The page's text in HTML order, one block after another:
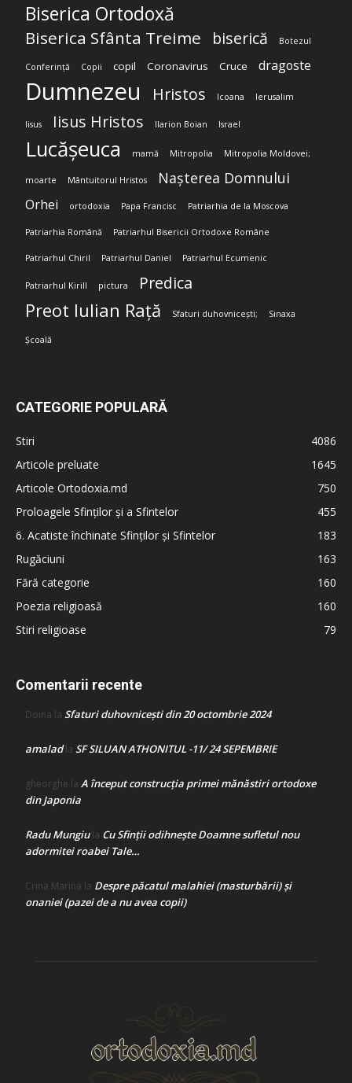
Biserica Ortodoxă
Biserica Sfânta Treime biserică Botezul
Conferință Copii copil Coronavirus Cruce dragoste
Dumnezeu Hristos Icoana Ierusalim
Iisus Iisus Hristos Ilarion Boian Israel
Lucășeuca mamă Mitropolia Mitropolia Moldovei;
moarte Mântuitorul Hristos Nașterea Domnului
Orhei ortodoxia Papa Francisc Patriarhia de la Moscova
Patriarhia Română Patriarhul Bisericii Ortodoxe Române
Patriarhul Chiril Patriarhul Daniel Patriarhul Ecumenic
Patriarhul Kirill pictura Predica
Preot Iulian Rață Sfaturi duhovnicești; Sinaxa
Școală
CATEGORIE POPULARĂ
Stiri
4086
Articole preluate
1645
Articole Ortodoxia.md
750
Proloagele Sfinților și a Sfintelor
455
6. Acatiste închinate Sfinților și Sfintelor
183
Rugăciuni
163
Fără categorie
160
Poezia religioasă
160
Stiri religioase
79
Comentarii recente
Doina la Sfaturi duhovnicești din 20 octombrie 2024
amaladla SF SILUAN ATHONITUL -11/ 24 SEPEMBRIE
gheorghe la A început construcţia primei mănăstiri ortodoxe
din Japonia
Radu Mungiula Cu Sfinții odihnește Doamne sufletul nou
adormitei roabei Tale…
Crina Marina la Despre păcatul malahiei (masturbării) şi
onaniei (pazei de a nu avea copii)